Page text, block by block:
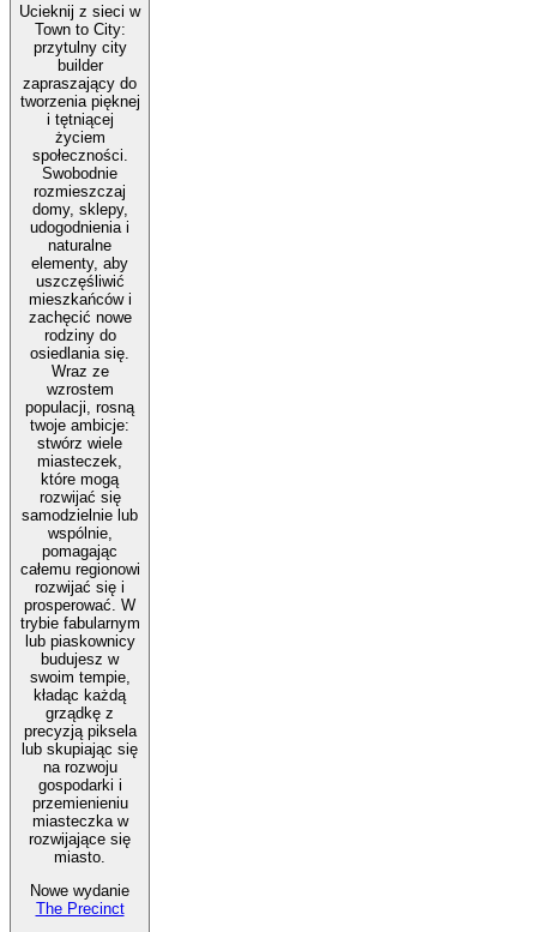
Ucieknij z sieci w
Town to City:
przytulny city
builder
zapraszający do
tworzenia pięknej
i tętniącej
życiem
społeczności.
Swobodnie
rozmieszczaj
domy, sklepy,
udogodnienia i
naturalne
elementy, aby
uszczęśliwić
mieszkańców i
zachęcić nowe
rodziny do
osiedlania się.
Wraz ze
wzrostem
populacji, rosną
twoje ambicje:
stwórz wiele
miasteczek,
które mogą
rozwijać się
samodzielnie lub
wspólnie,
pomagając
całemu regionowi
rozwijać się i
prosperować. W
trybie fabularnym
lub piaskownicy
budujesz w
swoim tempie,
kładąc każdą
grządkę z
precyzją piksela
lub skupiając się
na rozwoju
gospodarki i
przemienieniu
miasteczka w
rozwijające się
miasto.
Nowe wydanie
The Precinct